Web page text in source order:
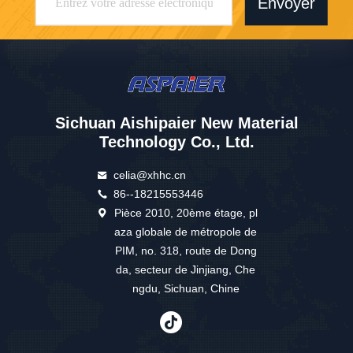
Envoyer
Sichuan Aishipaier New Material
Technology Co., Ltd.
celia@xhhc.cn
86--18215553446
Pièce 2010, 20ème étage, pl
aza globale de métropole de
PIM, no. 318, route de Dong
da, secteur de Jinjiang, Che
ngdu, Sichuan, Chine